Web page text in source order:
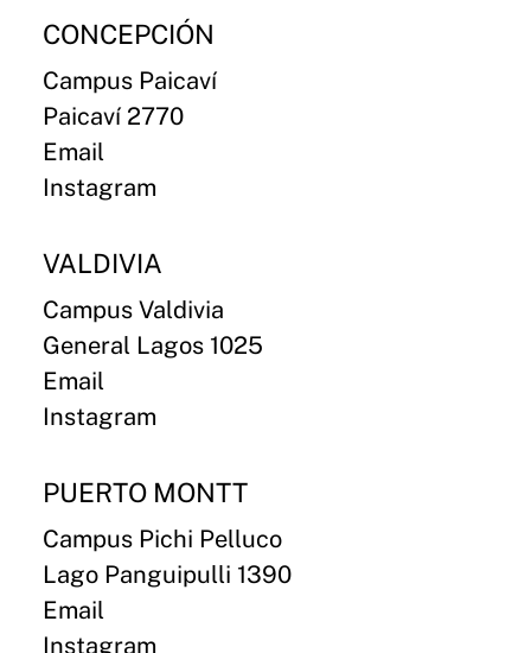
CONCEPCIÓN
Campus Paicaví
Paicaví 2770
Email
Instagram
VALDIVIA
Campus Valdivia
General Lagos 1025
Email
Instagram
PUERTO MONTT
Campus Pichi Pelluco
Lago Panguipulli 1390
Email
Instagram